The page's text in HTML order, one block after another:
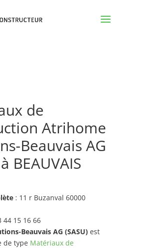
de
Atrihome
Beauvais AG
BEAUVAIS
: 11 r Buzanval 60000
44 15 16 66
Beauvais AG (SASU)est
de type Matériaux de